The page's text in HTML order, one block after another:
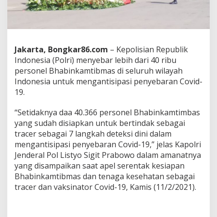
B
h
b
n
k
a
m
t
s
S
e
b
a
g
a
i
T
Jakarta, Bongkar86.com – Kepolisian Republik
Indonesia (Polri) menyebar lebih dari 40 ribu
personel Bhabinkamtibmas di seluruh wilayah
Indonesia untuk mengantisipasi penyebaran Covid-
19.
“Setidaknya daa 40.366 personel Bhabinkamtimbas
yang sudah disiapkan untuk bertindak sebagai
tracer sebagai 7 langkah deteksi dini dalam
mengantisipasi penyebaran Covid-19,” jelas Kapolri
Jenderal Pol Listyo Sigit Prabowo dalam amanatnya
yang disampaikan saat apel serentak kesiapan
Bhabinkamtibmas dan tenaga kesehatan sebagai
tracer dan vaksinator Covid-19, Kamis (11/2/2021).